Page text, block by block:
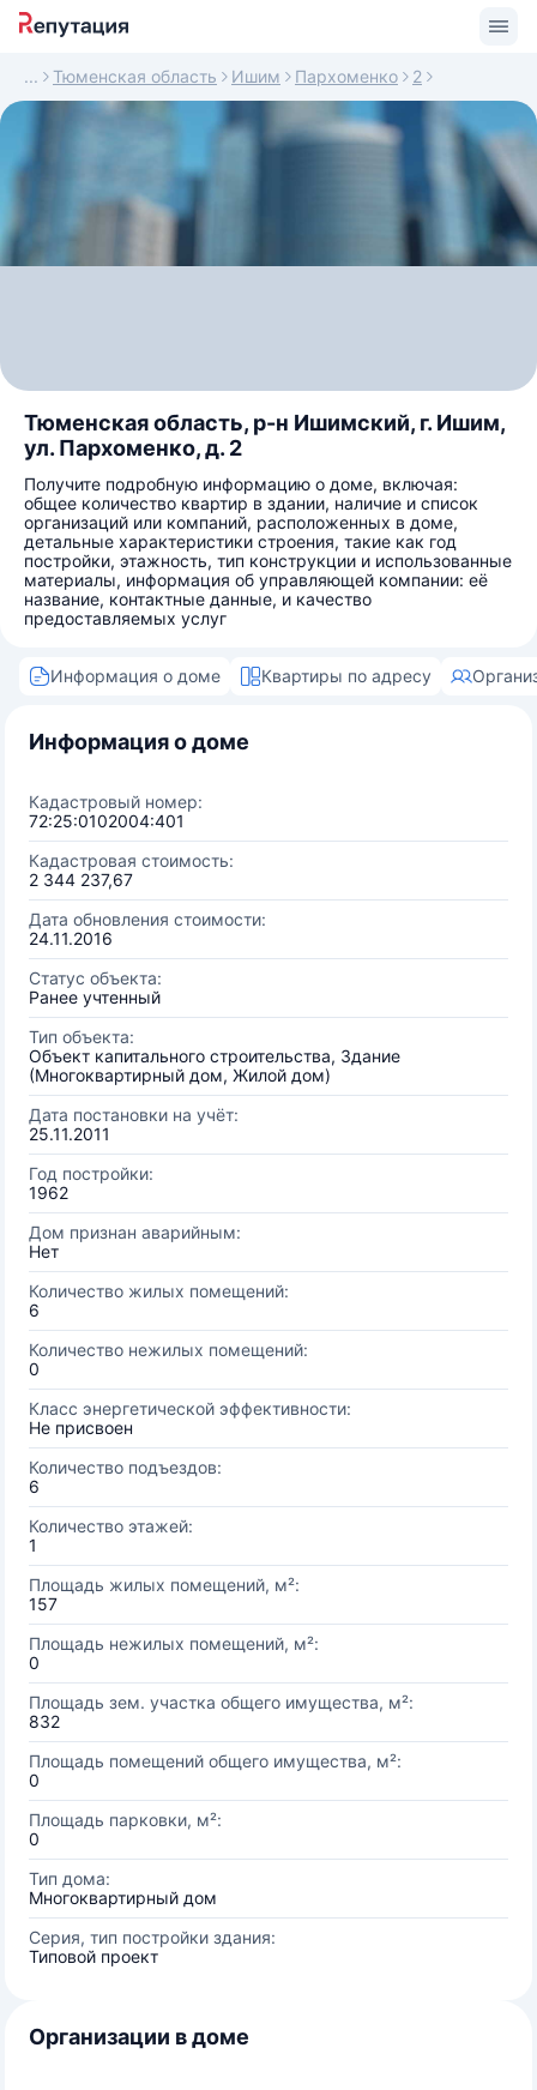
Тюменская область Ишим Пархоменко 2
Тюменская область, р-н Ишимский, г. Ишим,
ул. Пархоменко, д. 2
Получите подробную информацию о доме, включая:
общее количество квартир в здании, наличие и список
организаций или компаний, расположенных в доме,
детальные характеристики строения, такие как год
постройки, этажность, тип конструкции и использованные
материалы, информация об управляющей компании: её
название, контактные данные, и качество
предоставляемых услуг
Информация о доме Квартиры по адресу
Информация о доме
Кадастровый номер:
72:25:0102004:401
Кадастровая стоимость:
2 344 237,67
Дата обновления стоимости:
24.11.2016
Статус объекта:
Ранее учтенный
Тип объекта:
Объект капитального строительства, Здание
(Многоквартирный дом, Жилой дом)
Дата постановки на учёт:
25.11.2011
Год постройки:
1962
Дом признан аварийным:
Нет
Количество жилых помещений:
6
Количество нежилых помещений:
0
Класс энергетической эффективности:
Не присвоен
Количество подъездов:
6
Количество этажей:
1
Площадь жилых помещений, м²:
157
Площадь нежилых помещений, м²:
0
Площадь зем. участка общего имущества, м²:
832
Площадь помещений общего имущества, м²:
0
Площадь парковки, м²:
0
Тип дома:
Многоквартирный дом
Серия, тип постройки здания:
Типовой проект
Организации в доме